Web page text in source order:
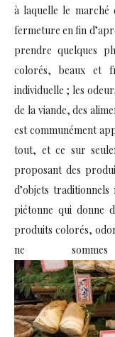
à laquelle le marché
fermeture en fin
prendre quelques
colorés, beaux et
individuelle ; les
de la viande, des
est communément
tout, et ce sur
proposant des
d’objets
piétonne qui donne
produits colorés,
ne